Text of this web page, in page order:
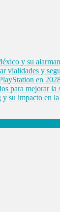
y su
vialidades y
en
para mejorar la
su impacto en